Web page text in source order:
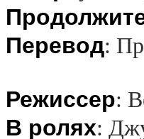
Перевод:
Режиссер:
В ролях: